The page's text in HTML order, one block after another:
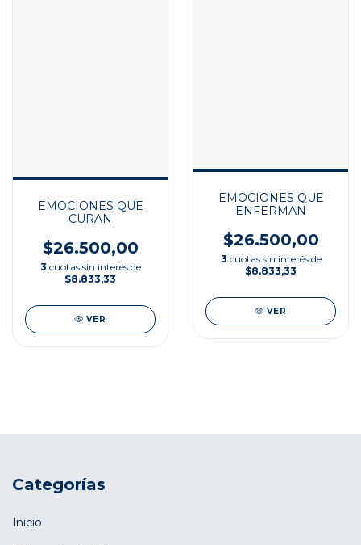
EMOCIONES QUE
CURAN
$26.500,00
3 cuotas sin interés de
$8.833,33
VER
EMOCIONES QUE
ENFERMAN
$26.500,00
3 cuotas sin interés de
$8.833,33
VER
Categorías
Inicio